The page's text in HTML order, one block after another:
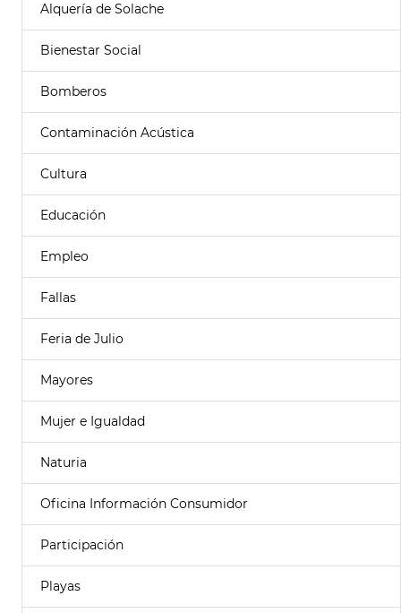
Alquería de Solache
Bienestar Social
Bomberos
Contaminación Acústica
Cultura
Educación
Empleo
Fallas
Feria de Julio
Mayores
Mujer e Igualdad
Naturia
Oficina Información Consumidor
Participación
Playas